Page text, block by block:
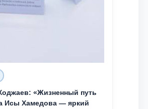
«Жизненный путь
Исы Хамедова — яркий